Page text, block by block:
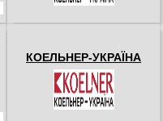
КОЕЛЬНЕР-УКРАЇНА